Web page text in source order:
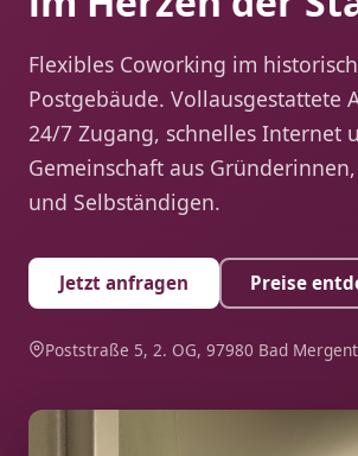
Flexibles Coworking im
Postgebäude. Vollausgestattete
24/7 Zugang, schnelles Internet
Gemeinschaft aus
und Selbständigen.
Jetzt anfragen Preise
Poststraße 5, 2. OG, 97980 Bad